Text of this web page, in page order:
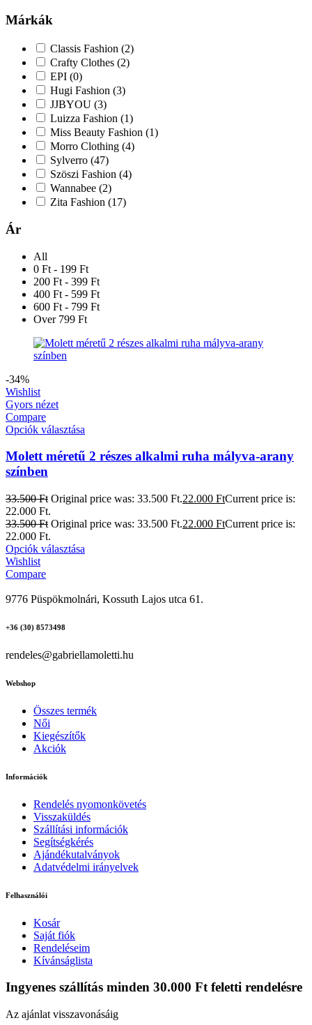
Márkák
Classis Fashion (2)
Crafty Clothes (2)
EPI (0)
Hugi Fashion (3)
JJBYOU (3)
Luizza Fashion (1)
Miss Beauty Fashion (1)
Morro Clothing (4)
Sylverro (47)
Szöszi Fashion (4)
Wannabee (2)
Zita Fashion (17)
Ár
All
0 Ft - 199 Ft
200 Ft - 399 Ft
400 Ft - 599 Ft
600 Ft - 799 Ft
Over 799 Ft
-34%
Wishlist
Gyors nézet
Compare
Opciók választása
Molett méretű 2 részes alkalmi ruha mályva-arany
színben
33.500Ft Original price was: 33.500 Ft.22.000 FtCurrent price is:
22.000 Ft.
33.500Ft Original price was: 33.500 Ft.22.000 FtCurrent price is:
22.000 Ft.
Opciók választása
Wishlist
Compare
9776 Püspökmolnári, Kossuth Lajos utca 61.
+36 (30) 8573498
rendeles@gabriellamoletti.hu
Webshop
Összes termék
Női
Kiegészítők
Akciók
Információk
Rendelés nyomonkövetés
Visszaküldés
Szállítási információk
Segítségkérés
Ajándékutalványok
Adatvédelmi irányelvek
Felhasználói
Kosár
Saját fiók
Rendeléseim
Kívánságlista
Ingyenes szállítás minden 30.000 Ft feletti rendelésre
Az ajánlat visszavonásáig